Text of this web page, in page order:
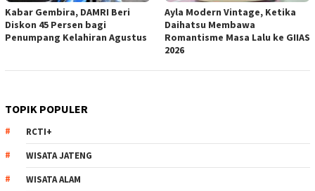
Kabar Gembira, DAMRI Beri
Diskon 45 Persen bagi
Penumpang Kelahiran Agustus
Ayla Modern Vintage, Ketika
Daihatsu Membawa
Romantisme Masa Lalu ke GIIAS
2026
TOPIK POPULER
RCTI+
WISATA JATENG
WISATA ALAM